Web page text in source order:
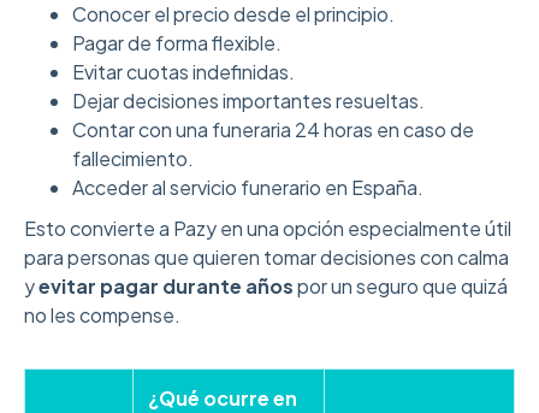
Conocer el precio desde el principio.
Pagar de forma flexible.
Evitar cuotas indefinidas.
Dejar decisiones importantes resueltas.
Contar con una funeraria 24 horas en caso de
fallecimiento.
Acceder al servicio funerario en España.
Esto convierte a Pazy en una opción especialmente útil
para personas que quieren tomar decisiones con calma
yevitar pagar durante añospor un seguro que quizá
no les compense.
¿Qué ocurre en